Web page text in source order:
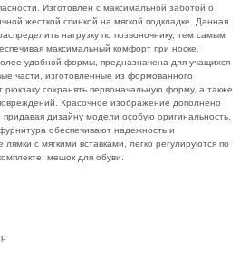
Изготовлен с максимальной заботой о
жесткой спинкой на мягкой подкладке. Данная
нагрузку по позвоночнику, тем самым
максимальный комфорт при носке.
удобной формы, предназначена для учащихся
части, изготовленные из формованного
сохранять первоначальную форму, а также
Красочное изображение дополнено
дизайну модели особую оригинальность.
обеспечивают надежность и
с мягкими вставками, легко регулируются по
мешок для обуви.